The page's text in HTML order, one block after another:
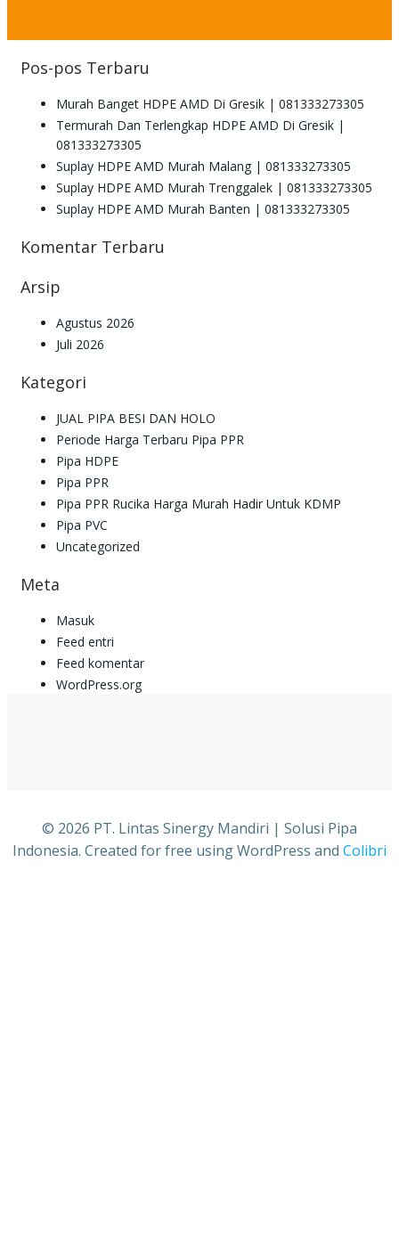
Pos-pos Terbaru
Murah Banget HDPE AMD Di Gresik | 081333273305
Termurah Dan Terlengkap HDPE AMD Di Gresik |
081333273305
Suplay HDPE AMD Murah Malang | 081333273305
Suplay HDPE AMD Murah Trenggalek | 081333273305
Suplay HDPE AMD Murah Banten | 081333273305
Komentar Terbaru
Arsip
Agustus 2026
Juli 2026
Kategori
JUAL PIPA BESI DAN HOLO
Periode Harga Terbaru Pipa PPR
Pipa HDPE
Pipa PPR
Pipa PPR Rucika Harga Murah Hadir Untuk KDMP
Pipa PVC
Uncategorized
Meta
Masuk
Feed entri
Feed komentar
WordPress.org
© 2026 PT. Lintas Sinergy Mandiri | Solusi Pipa
Indonesia. Created for free using WordPress and Colibri